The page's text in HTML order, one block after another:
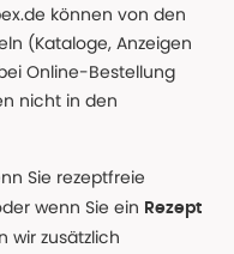
können von den
(Kataloge, Anzeigen
Online-Bestellung
nicht in den
Sie rezeptfreie
wenn Sie ein Rezept
wir zusätzlich